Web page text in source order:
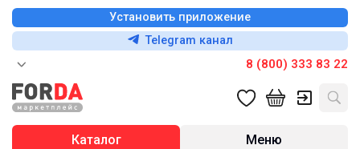
Установить приложение
Telegram канал
8 (800) 333 83 22
Каталог Меню